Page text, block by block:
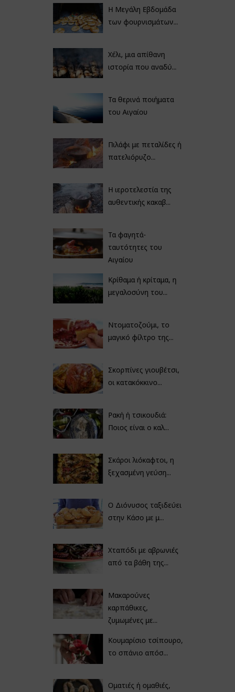
Η Μεγάλη Εβδομάδα
των φουρνισμάτων...
Χέλι, μια απίθανη
ιστορία που αναδύ...
Τα θερινά ποιήματα
του Αιγαίου
Πιλάφι με πεταλίδες ή
πατελιόρυζο...
Η ιεροτελεστία της
αυθεντικής κακαβ...
Τα φαγητά-
ταυτότητες του
Αιγαίου
Κρίθαμα ή κρίταμα, η
μεγαλοσύνη του...
Ντοματοζούμι, το
μαγικό φίλτρο της...
Σκορπίνες γιουβέτσι,
οι κατακόκκινο...
Ρακή ή τσικουδιά:
Ποιος είναι ο καλ...
Σκάροι λιόκαφτοι, η
ξεχασμένη γεύση...
Ο Διόνυσος ταξιδεύει
στην Κάσο με μ...
Χταπόδι με αβρωνιές
από τα βάθη της...
Μακαρούνες
καρπάθικες,
ζυμωμένες με...
Κουμαρίσιο τσίπουρο,
το σπάνιο απόσ...
Οματιές ή ομαθιές,